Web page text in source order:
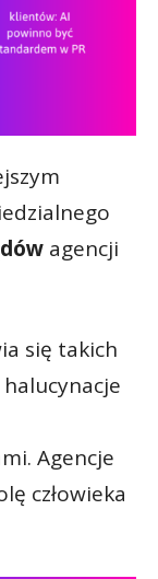
agencji
się takich
Agencje
człowieka